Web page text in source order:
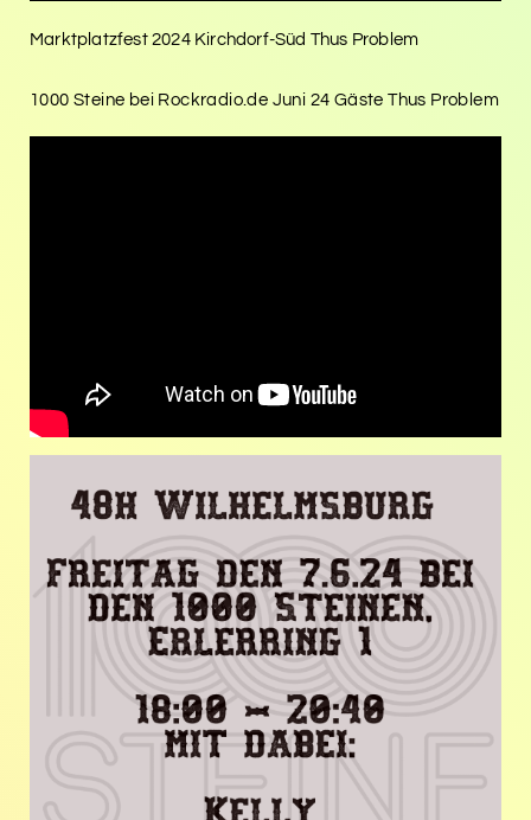
Marktplatzfest 2024 Kirchdorf-Süd Thus Problem
1000 Steine bei Rockradio.de Juni 24 Gäste Thus Problem